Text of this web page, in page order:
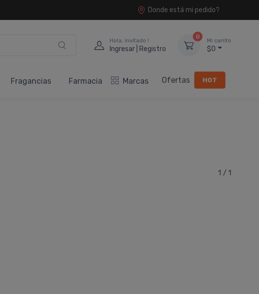
Donde está mi pedido?
Hola, invitado !
Ingresar | Registro
0
Mi carrito
$0
Fragancias Farmacia Marcas Ofertas HOT
1 / 1